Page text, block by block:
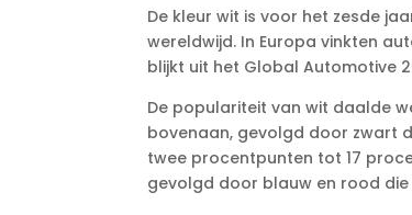
De kleur wit is voor het zesde
wereldwijd. In Europa vinkten
blijkt uit het Global Automotive
De populariteit van wit daalde
bovenaan, gevolgd door zwart
twee procentpunten tot 17
gevolgd door blauw en rood